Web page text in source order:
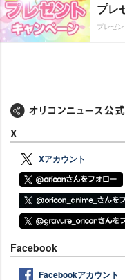
プレ
プレゼ
X
Xアカウント
Facebook
Facebookアカウント